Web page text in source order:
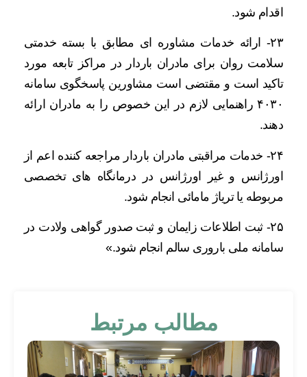
اقدام شود.
۲۳- ارائه خدمات مشاوره ای مطابق با بسته خدمتی
سلامت روان برای مادران باردار در مراکز تابعه مورد
تاکید است و مقتضی است مشاورین پاسخگوی سامانه
۴۰۳۰ راهنمایی لازم در این خصوص را به مادران ارائه
دهند.
۲۴- خدمات مراقبتی مادران باردار مراجعه کننده اعم از
اورژانس و غیر اورژانس در درمانگاه های تخصصی
مربوطه یا تریاژ مامائی انجام شود.
۲۵- ثبت اطلاعات زایمان و ثبت صدور گواهی ولادت در
سامانه ملی باروری سالم انجام شود.»
مطالب مرتبط